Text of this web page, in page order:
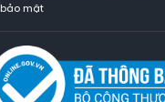
mật